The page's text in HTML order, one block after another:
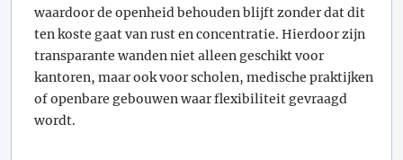
waardoor de openheid behouden blijft zonder dat dit
ten koste gaat van rust en concentratie. Hierdoor zijn
transparante wanden niet alleen geschikt voor
kantoren, maar ook voor scholen, medische praktijken
of openbare gebouwen waar flexibiliteit gevraagd
wordt.